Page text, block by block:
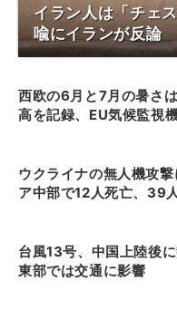
イラン人は「チェ
喩にイランが反論
西欧の6月と7月の暑さ
高を記録、EU気候監視
ウクライナの無人機攻
ア中部で12人死亡、39
台風13号、中国上陸後
東部では交通に影響